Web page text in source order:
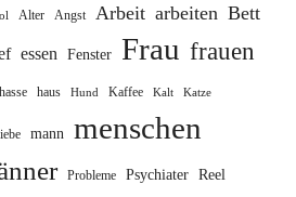
Alter Angst Arbeit arbeiten Bett
essen Fenster Frau frauen
hasse haus Hund Kaffee Kalt Katze
mann menschen
Probleme Psychiater Reel